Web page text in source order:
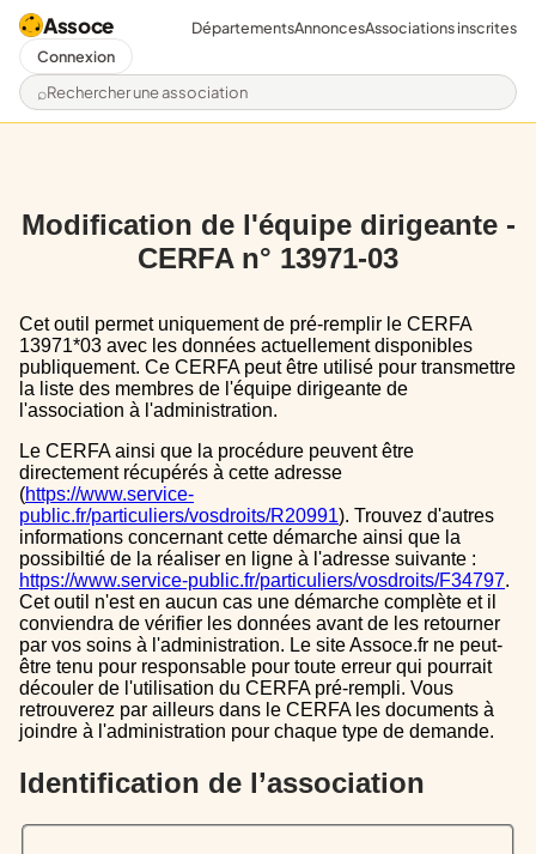
Assoce
Rechercher une association
DépartementsAnnoncesAssociations inscrites
Connexion
Modification de l'équipe dirigeante -
CERFA n° 13971-03
Cet outil permet uniquement de pré-remplir le CERFA
13971*03 avec les données actuellement disponibles
publiquement. Ce CERFA peut être utilisé pour transmettre
la liste des membres de l'équipe dirigeante de
l'association à l'administration.
Le CERFA ainsi que la procédure peuvent être
directement récupérés à cette adresse
(https://www.service-
public.fr/particuliers/vosdroits/R20991). Trouvez d'autres
informations concernant cette démarche ainsi que la
possibiltié de la réaliser en ligne à l'adresse suivante :
https://www.service-public.fr/particuliers/vosdroits/F34797.
Cet outil n'est en aucun cas une démarche complète et il
conviendra de vérifier les données avant de les retourner
par vos soins à l'administration. Le site Assoce.fr ne peut-
être tenu pour responsable pour toute erreur qui pourrait
découler de l'utilisation du CERFA pré-rempli. Vous
retrouverez par ailleurs dans le CERFA les documents à
joindre à l'administration pour chaque type de demande.
Identification de l’association